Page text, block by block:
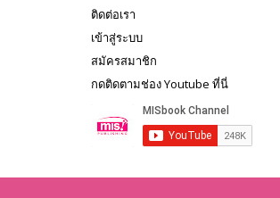
ติดต่อเรา
เข้าสู่ระบบ
สมัครสมาชิก
กดติดตามช่อง Youtube ที่นี่